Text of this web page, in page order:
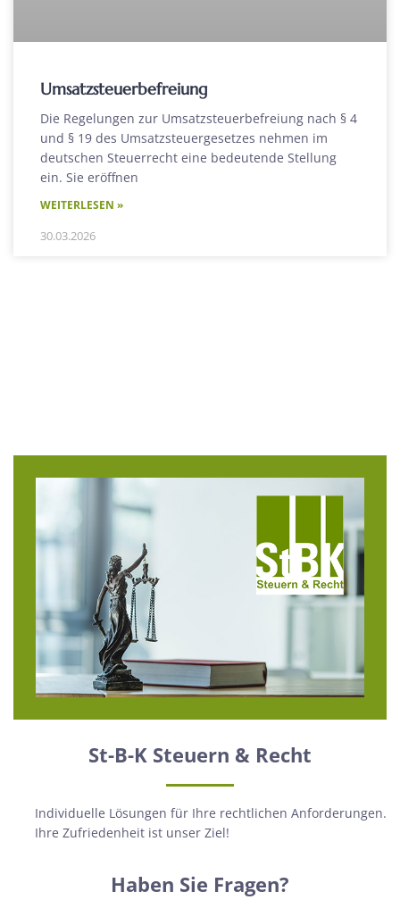
Umsatzsteuerbefreiung
Die Regelungen zur Umsatzsteuerbefreiung nach § 4
und § 19 des Umsatzsteuergesetzes nehmen im
deutschen Steuerrecht eine bedeutende Stellung
ein. Sie eröffnen
WEITERLESEN »
30.03.2026
St-B-K Steuern & Recht
Individuelle Lösungen für Ihre rechtlichen Anforderungen.
Ihre Zufriedenheit ist unser Ziel!
Haben Sie Fragen?